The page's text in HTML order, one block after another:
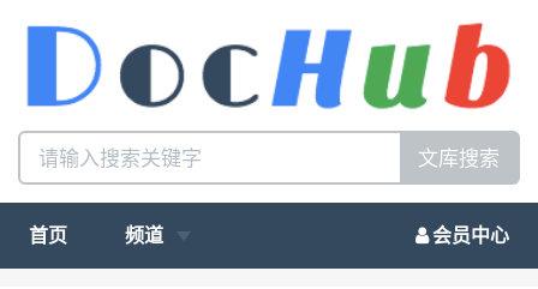
文库搜索
首页 频道 会员中心